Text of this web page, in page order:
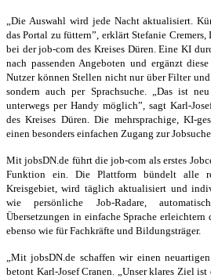
„Die Auswahl wird jede Nacht aktualisiert.
das Portal zu füttern”, erklärt Stefanie
bei der job-com des Kreises Düren. Eine KI
nach passenden Angeboten und ergänzt
Nutzer können Stellen nicht nur über Filter und
sondern auch per Sprachsuche. „Das ist
unterwegs per Handy möglich”, sagt Karl-
des Kreises Düren. Die mehrsprachige, KI-
einen besonders einfachen Zugang zur Jobsuche.
Mit jobsDN.de führt die job-com als erstes
Funktion ein. Die Plattform bündelt alle
Kreisgebiet, wird täglich aktualisiert und
wie persönliche Job-Radare,
Übersetzungen in einfache Sprache
ebenso wie für Fachkräfte und Bildungsträger.
„Mit jobsDN.de schaffen wir einen
betont Karl-Josef Cranen. „Unser klares Ziel